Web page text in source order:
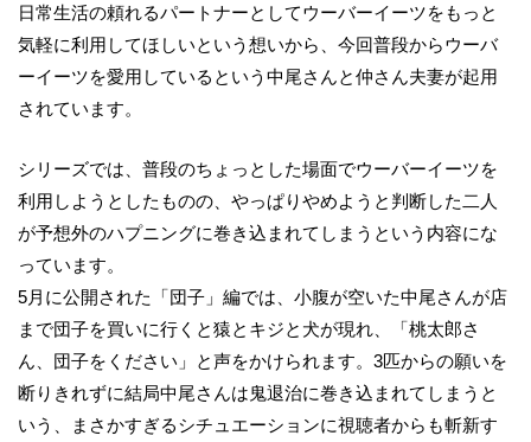
日常生活の頼れるパートナーとしてウーバーイーツをもっと
気軽に利用してほしいという想いから、今回普段からウーバ
ーイーツを愛用しているという中尾さんと仲さん夫妻が起用
されています。
シリーズでは、普段のちょっとした場面でウーバーイーツを
利用しようとしたものの、やっぱりやめようと判断した二人
が予想外のハプニングに巻き込まれてしまうという内容にな
っています。
5月に公開された「団子」編では、小腹が空いた中尾さんが店
まで団子を買いに行くと猿とキジと犬が現れ、「桃太郎さ
ん、団子をください」と声をかけられます。3匹からの願いを
断りきれずに結局中尾さんは鬼退治に巻き込まれてしまうと
いう、まさかすぎるシチュエーションに視聴者からも斬新す